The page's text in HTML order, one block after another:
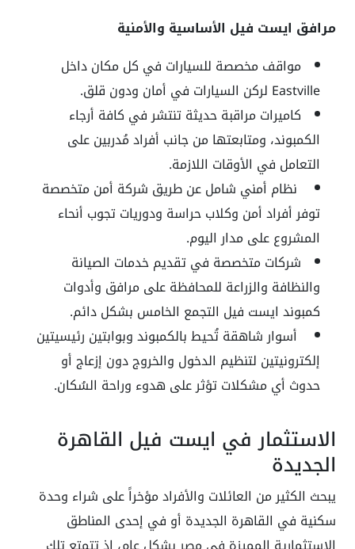
مرافق ايست فيل الأساسية والأمنية
مواقف مخصصة للسيارات في كل مكان داخل
Eastville لركن السيارات في أمان ودون قلق.
كاميرات مراقبة حديثة تنتشر في كافة أرجاء
الكمبوند، ومتابعتها من جانب أفراد مُدربين على
التعامل في الأوقات اللازمة.
نظام أمني شامل عن طريق شركة أمن متخصصة
توفر أفراد أمن وكلاب حراسة ودوريات تجوب أنحاء
المشروع على مدار اليوم.
شركات متخصصة في تقديم خدمات الصيانة
والنظافة والزراعة للمحافظة على مرافق وأدوات
كمبوند ايست فيل التجمع الخامس بشكل دائم.
أسوار شاهقة تُحيط بالكمبوند وبوابتين رئيسيتين
إلكترونيتين لتنظيم الدخول والخروج دون إزعاج أو
حدوث أي مشكلات تؤثر على هدوء وراحة السُكان.
الاستثمار في ايست فيل القاهرة
الجديدة
يبحث الكثير من العائلات والأفراد مؤخراً على شراء وحدة
سكنية في القاهرة الجديدة أو في إحدى المناطق